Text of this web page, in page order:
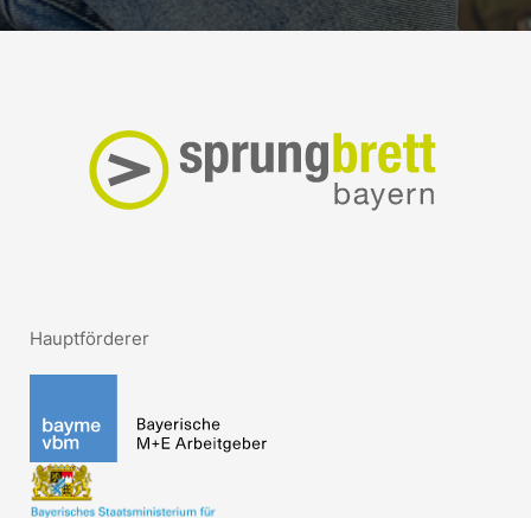
Hauptförderer